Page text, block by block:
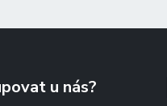
u nás?